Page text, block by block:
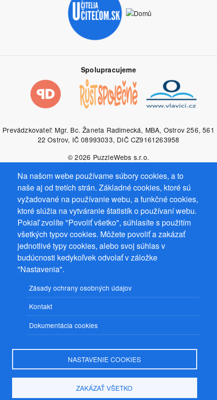
Na našom webe používame súbory cookies, a to
naše aj od tretích strán. Základné cookies, ktoré sú
vyžadované na používanie webu, a funkčné cookies,
ktoré slúžia na vytváranie štatistík o používaní webu.
Pokiaľ zvolíte "Povoliť všetko", súhlasíte s použitím
všetkých typov cookies. Môžete povoliť a zakázať
jednotlivé typy cookies, alebo svoj súhlas v
budúcnosti kedykoľvek odvolať v záložke
"Nastavenia".
Zásady ochrany osobných údajov
Kontakt
Dokumentácia cookies
NASTAVENIE COOKIES
ZAKÁZAŤ VŠETKO
Spolupracujeme
Prevádzkovateľ: Mgr. Bc. Žaneta Radimecká, MBA, Ostrov 256, 561
22 Ostrov, IČ 08993033, DIČ CZ9161263958
© 2026 PuzzleWebs s.r.o.